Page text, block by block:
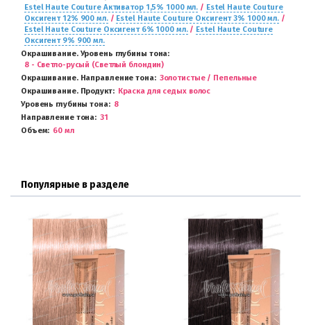
Estel Haute Couture Активатор 1,5% 1000 мл. / Estel Haute Couture
Оксигент 12% 900 мл./ Estel Haute Couture Оксигент 3% 1000 мл./
Estel Haute Couture Оксигент 6% 1000 мл./ Estel Haute Couture
Оксигент 9% 900 мл.
Окрашивание. Уровень глубины тона
8 - Светло-русый (Светлый блондин)
Окрашивание. Направление тона
Золотистые / Пепельные
Окрашивание. Продукт
Краска для седых волос
Уровень глубины тона
8
Направление тона
31
Объем
60 мл
Популярные в разделе